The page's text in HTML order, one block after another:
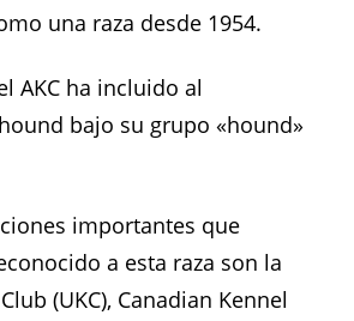
una raza desde 1954.
AKC ha incluido al
bajo su grupo «hound»
importantes que
a esta raza son la
(UKC), Canadian Kennel